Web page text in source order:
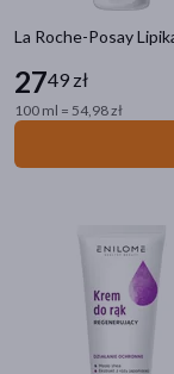
La Roche-Posay
2749 zł
100 ml = 54,98 zł